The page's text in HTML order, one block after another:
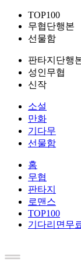
TOP100
무협단행본
선물함
판타지단행
성인무협
신작
소설
만화
기다무
선물함
홈
무협
판타지
로맨스
TOP100
기다리면무